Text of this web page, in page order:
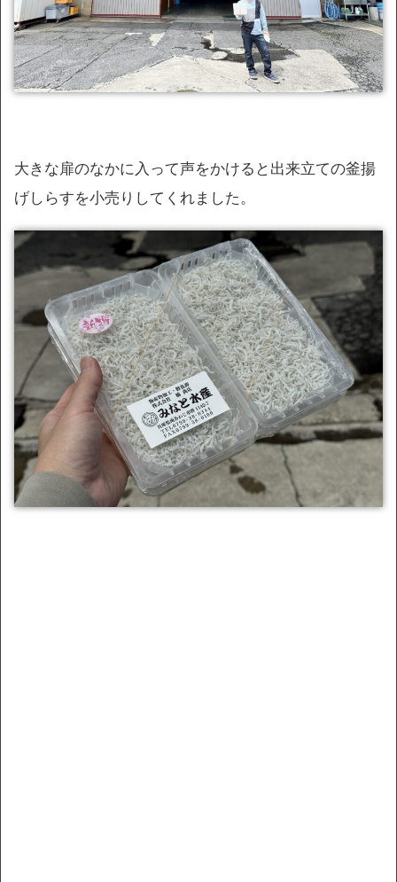
大きな扉のなかに入って声をかけると出来立ての釜揚
げしらすを小売りしてくれました。